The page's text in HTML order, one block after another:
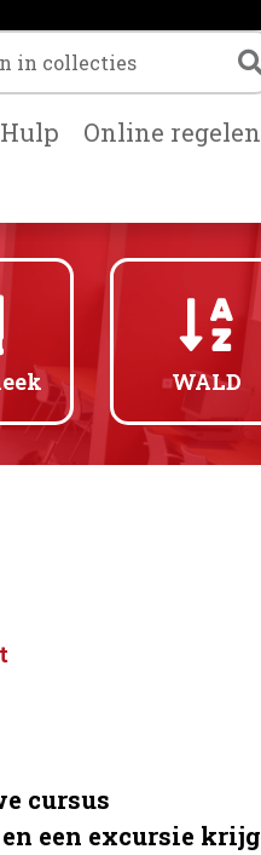
Hulp
Online regelen
WALD
cursus
een excursie krijg